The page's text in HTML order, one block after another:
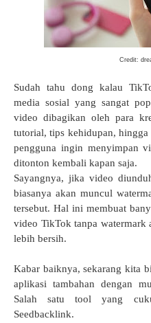
Credit:
Sudah tahu dong kalau
media sosial yang sangat
video dibagikan oleh para
tutorial, tips kehidupan,
pengguna ingin menyimpan
ditonton kembali kapan saja.
Sayangnya, jika video
biasanya akan muncul
tersebut. Hal ini membuat
video TikTok tanpa watermark
lebih bersih.
Kabar baiknya, sekarang kita
aplikasi tambahan dengan
Salah satu tool yang
Seedbacklink.